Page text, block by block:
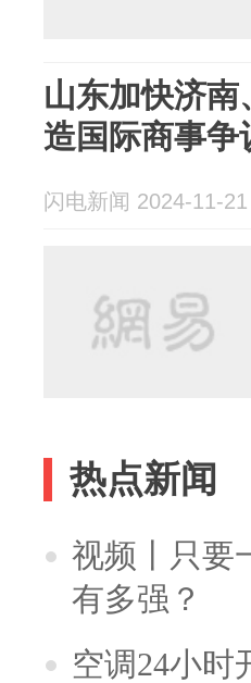
山东加快济
造国际商事争
闪电新闻 2024-11-21
热点新闻
视频丨只要
有多强？
空调24小时